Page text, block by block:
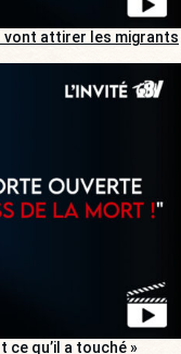
vont attirer les migrants
ce qu’il a touché »